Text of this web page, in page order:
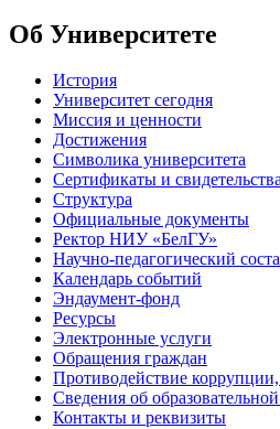
Об Университете
История
Университет сегодня
Миссия и ценности
Достижения
Символика университета
Сертификаты и
Структура
Официальные документы
Ректор НИУ «БелГУ»
Научно-педагогический
Календарь событий
Эндаумент-фонд
Ресурсы
Электронные услуги
Обращения граждан
Противодействие
Сведения об
Контакты и реквизиты